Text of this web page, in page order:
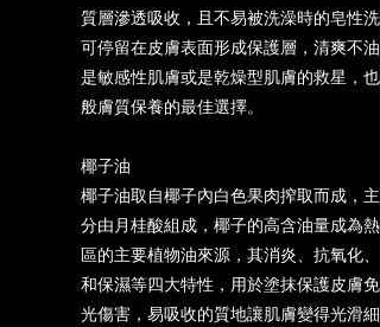
質層滲透吸收，且不易被洗澡時的皂性洗
可停留在皮膚表面形成保護層，清爽不油
是敏感性肌膚或是乾燥型肌膚的救星，也
般膚質保養的最佳選擇。
椰子油
椰子油取自椰子內白色果肉搾取而成，主
分由月桂酸組成，椰子的高含油量成為熱
區的主要植物油來源，其消炎、抗氧化、
和保濕等四大特性，用於塗抹保護皮膚免
光傷害，易吸收的質地讓肌膚變得光滑細